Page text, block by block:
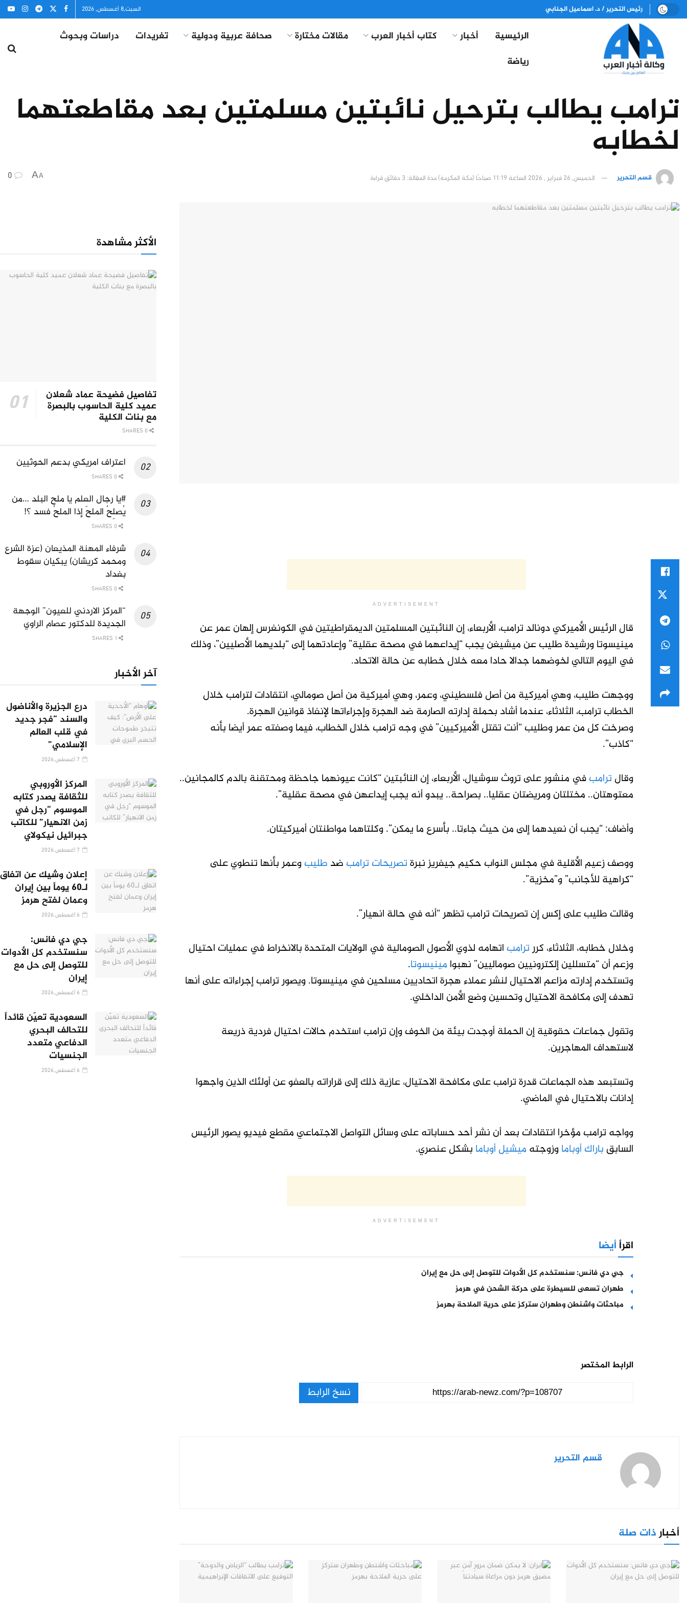
رئيس التحرير / د. اسماعيل الجنابي السبت,8 أغسطس, 2026
الرئيسية أخبار كتاب أخبار العرب مقالات مختارة صحافة عربية ودولية تغريدات
دراسات وبحوث
رياضة
ترامب يطالب بترحيل نائبتين مسلمتين بعد مقاطعتهما
لخطابه
قسم التحرير الخميس, 26 فبراير , 2026 الساعة 11:19 صباحًا (مكة المكرمة) مدة المقالة: 3 دقائق قراءة A
A
ADVERTISEMENT
قال ​الرئيس الأميركي دونالد ترامب، الأربعاء، إن ⁠النائبتين المسلمتين الديمقراطيتين في الكونغرس إلهان عمر عن
مينيسوتا ورشيدة طليب عن ميشيغن يجب “إيداعهما في مصحة عقلية” وإعادتهما إلى “بلديهما الأصليين”، وذلك
في اليوم التالي لخوضهما جدالا حادا معه خلال خطابه عن حالة الاتحاد.
ووجهت طليب، وهي أميركية من أصل فلسطيني، وعمر، وهي أميركية من أصل صومالي، ​انتقادات لترامب خلال
الخطاب ترامب، الثلاثاء، عندما أشاد بحملة إدارته الصارمة ضد الهجرة وإجراءاتها لإنفاذ قوانين الهجرة.
وصرخت كل من عمر ‌وطليب “أنت تقتل الأميركيين” في وجه ترامب خلال الخطاب، فيما وصفته عمر أيضا بأنه
“كاذب”.
وقال ترامبفي منشور على تروث سوشيال، الأربعاء، إن ‌النائبتين “كانت عيونهما جاحظة ومحتقنة ‌بالدم كالمجانين..
معتوهتان.. مختلتان ومريضتان عقليا.. بصراحة.. يبدو أنه يجب إيداعهن في مصحة عقلية”.
وأضاف: “يجب أن نعيدهما إلى من حيث جاءتا.. بأسرع ما يمكن”. وكلتاهما مواطنتان أميركيتان.
ووصف زعيم الأقلية في مجلس النواب حكيم جيفريز نبرةتصريحات ترامب ضد طليبوعمر بأنها تنطوي على
“كراهية للأجانب” و”مخزية”.
وقالت طليب على إكس إن تصريحات ترامب ‌تظهر “أنه في حالة انهيار”.
وخلال خطابه، الثلاثاء، كررترامب اتهامه لذوي الأصول الصومالية في الولايات المتحدة بالانخراط في عمليات احتيال
وزعم أن “متسللين إلكترونيين ​صوماليين” نهبوا مينيسوتا.
وتستخدم إدارته مزاعم الاحتيال لنشر عملاء هجرة اتحاديين مسلحين في مينيسوتا. ويصور ترامب إجراءاته على أنها
تهدف إلى مكافحة الاحتيال وتحسين وضع الأمن الداخلي.
وتقول جماعات حقوقية إن الحملة أوجدت بيئة من الخوف وإن ترامب استخدم حالات احتيال فردية ذريعة
لاستهداف المهاجرين.
وتستبعد هذه الجماعات قدرة ترامب على ​مكافحة ‌الاحتيال، عازية ذلك إلى قراراته بالعفو عن أولئك الذين واجهوا
إدانات بالاحتيال في الماضي.
وواجه ترامب مؤخرا انتقادات بعد أن ​نشر أحد حساباته على وسائل التواصل الاجتماعي مقطع فيديو يصور الرئيس
السابق باراك أوباماوزوجته ميشيل أوباما بشكل عنصري.
ADVERTISEMENT
اقرأأيضا
جي دي فانس: سنستخدم كل الأدوات للتوصل إلى حل مع إيران
طهران تسعى للسيطرة على حركة الشحن في هرمز
مباحثات واشنطن وطهران ستركز على حرية الملاحة بهرمز
الرابط المختصر
نسخ الرابط
قسم التحرير
أخبارذات صلة
الأكثر مشاهدة
تفاصيل فضيحة عماد شعلان
عميد كلية الحاسوب بالبصرة
مع بنات الكلية
اعتراف امريكي بدعم الحوثيين
#يا رجال العلم يا ملح البلد …من
يُصلِحُ الملحَ إذا الملحُ فسد ؟!
شرفاء المهنة المذيعان (عزة الشرع
ومحمد كريشان) يبكيان سقوط
بغداد
“المركز الاردني للعيون” الوجهة
الجديدة للدكتور عصام الراوي
آخر الأخبار
درع الجزيرة والأناضول
والسند “فجر جديد
في قلب العالم
الإسلامي”
المركز الأوروبي
للثقافة يصدر كتابه
الموسوم “رجل في
زمن الانهيار” للكاتب
جبرائيل نيكولاي
إعلان وشيك عن اتفاق
لـ60 يوماً بين إيران
وعمان لفتح هرمز
جي دي فانس:
سنستخدم كل الأدوات
للتوصل إلى حل مع
إيران
السعودية تعيّن قائداً
للتحالف البحري
الدفاعي متعدد
الجنسيات